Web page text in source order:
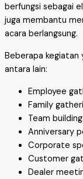
berfungsi sebagai
juga membantu
acara berlangsung.
Beberapa kegiatan
antara lain:
Employee
Family
Team building.
Anniversary
Corporate
Customer
Dealer